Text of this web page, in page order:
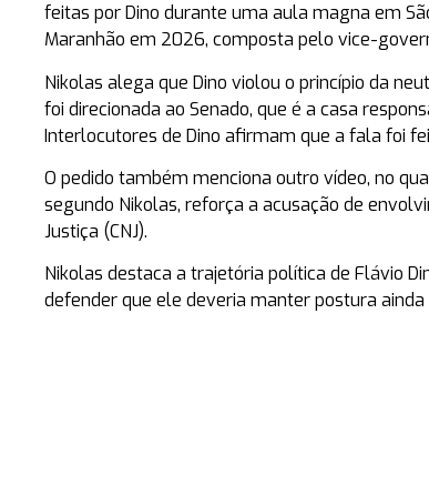
feitas por Dino durante uma aula magna em
Maranhão em 2026, composta pelo vice-
Nikolas alega que Dino violou o princípio da
foi direcionada ao Senado, que é a casa
Interlocutores de Dino afirmam que a fala foi
O pedido também menciona outro vídeo, no
segundo Nikolas, reforça a acusação de
Justiça (CNJ).
Nikolas destaca a trajetória política de Flávio
defender que ele deveria manter postura